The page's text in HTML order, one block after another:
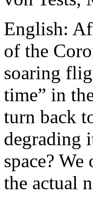
English:
of the
soaring
time” in
turn back
degrading
space?
the actual